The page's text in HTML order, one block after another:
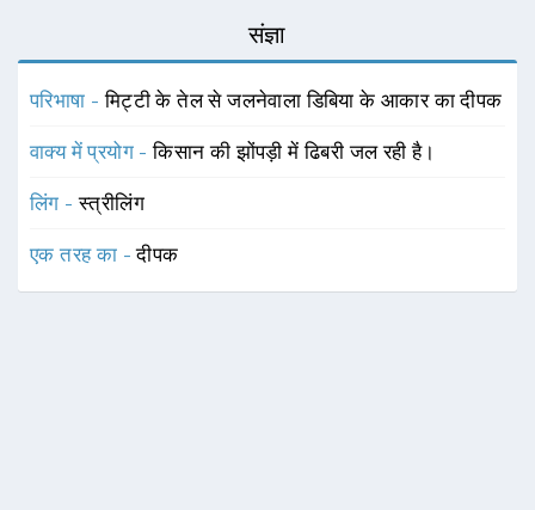
संज्ञा
परिभाषा -मिट्टी के तेल से जलनेवाला डिबिया के आकार का दीपक
वाक्य में प्रयोग -किसान की झोंपड़ी में ढिबरी जल रही है।
लिंग -स्त्रीलिंग
एक तरह का -दीपक